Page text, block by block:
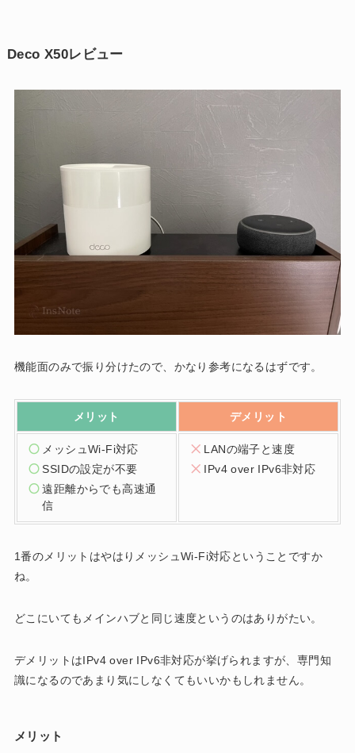
Deco X50レビュー
機能面のみで振り分けたので、かなり参考になるはずです。
メリット デメリット
メッシュWi-Fi対応
SSIDの設定が不要
遠距離からでも高速通
信
LANの端子と速度
IPv4 over IPv6非対応
1番のメリットはやはりメッシュWi-Fi対応ということですか
ね。
どこにいてもメインハブと同じ速度というのはありがたい。
デメリットはIPv4 over IPv6非対応が挙げられますが、専門知
識になるのであまり気にしなくてもいいかもしれません。
メリット